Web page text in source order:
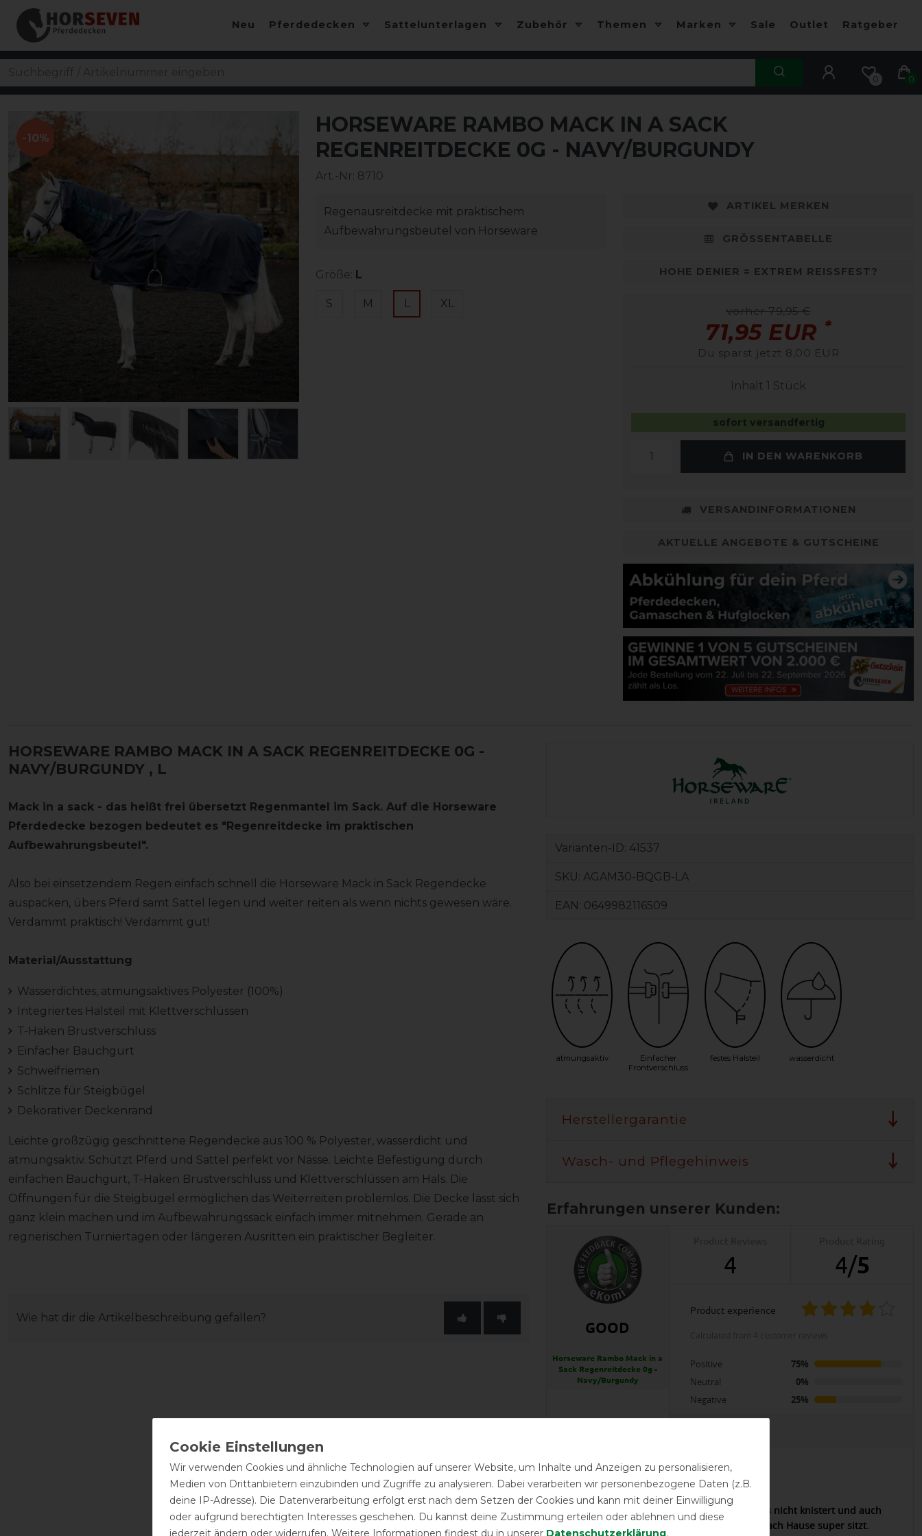
Neu Pferdedecken Sattelunterlagen Zubehör Themen Marken Sale Outlet Ratgeber
0 0
-10% -10%
HORSEWARE RAMBO MACK IN A SACK
REGENREITDECKE 0G - NAVY/BURGUNDY
Art.-Nr: 8710
Regenausreitdecke mit praktischem
Aufbewahrungsbeutel von Horseware
Größe: L
S M L XL
ARTIKEL MERKEN
GRÖSSENTABELLE
HOHE DENIER = EXTREM REISSFEST?
vorher 79,95 €
71,95 EUR *
Du sparst jetzt 8,00 EUR
Inhalt 1 Stück
sofort versandfertig
IN DEN WARENKORB
VERSANDINFORMATIONEN
AKTUELLE ANGEBOTE & GUTSCHEINE
HORSEWARE RAMBO MACK IN A SACK REGENREITDECKE 0G -
NAVY/BURGUNDY , L
Mack in a sack - das heißt frei übersetzt Regenmantel im Sack. Auf die Horseware
Pferdedecke bezogen bedeutet es "Regenreitdecke im praktischen
Aufbewahrungsbeutel".
Also bei einsetzendem Regen einfach schnell die Horseware Mack in Sack Regendecke
auspacken, übers Pferd samt Sattel legen und weiter reiten als wenn nichts gewesen wäre.
Verdammt praktisch! Verdammt gut!
Material/Ausstattung
Wasserdichtes, atmungsaktives Polyester (100%)
Integriertes Halsteil mit Klettverschlüssen
T-Haken Brustverschluss
Einfacher Bauchgurt
Schweifriemen
Schlitze für Steigbügel
Dekorativer Deckenrand
Leichte großzügig geschnittene Regendecke aus 100 % Polyester, wasserdicht und
atmungsaktiv. Schützt Pferd und Sattel perfekt vor Nässe. Leichte Befestigung durch
einfachen Bauchgurt, T-Haken Brustverschluss und Klettverschlüssen am Hals. Die
Öffnungen für die Steigbügel ermöglichen das Weiterreiten problemlos. Die Decke lässt sich
ganz klein machen und im Aufbewahrungssack einfach immer mitnehmen. Gerade an
regnerischen Turniertagen oder längeren Ausritten ein praktischer Begleiter.
Wie hat dir die Artikelbeschreibung gefallen?
Varianten-ID: 41537
SKU: AGAM30-BQGB-LA
EAN: 0649982116509
atmungsaktiv
Einfacher
Frontverschluss
festes Halsteil wasserdicht
Herstellergarantie
Wasch- und Pflegehinweis
GOOD
Horseware Rambo Mack in a
Sack Regenreitdecke 0g -
Navy/Burgundy
4 4/5
product experience
Positive
75%
Neutral
0%
Negative
25%
07.10.2024
Absolut Regendicht! Leichtes Material das nicht knistert und auch
über der Abschwitzdecke auf dem Weg nach Hause super sitzt.
Wir verwenden Cookies und ähnliche Technologien auf unserer Website, um Inhalte und Anzeigen zu personalisieren,
Medien von Drittanbietern einzubinden und Zugriffe zu analysieren. Dabei verarbeiten wir personenbezogene Daten (z.B.
deine IP-Adresse). Die Datenverarbeitung erfolgt erst nach dem Setzen der Cookies und kann mit deiner Einwilligung
oder aufgrund berechtigten Interesses geschehen. Du kannst deine Zustimmung erteilen oder ablehnen und diese
jederzeit ändern oder widerrufen. Weitere Informationen findest du in unserer Daten­schutz­erklärung.